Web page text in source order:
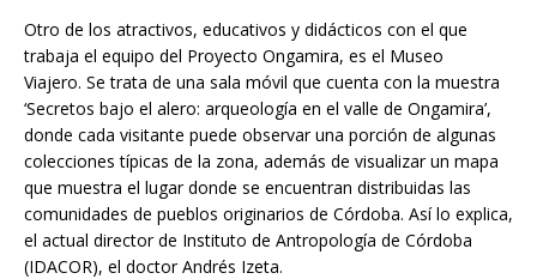
Otro de los atractivos, educativos y didácticos con el que
trabaja el equipo del Proyecto Ongamira, es el Museo
Viajero. Se trata de una sala móvil que cuenta con la muestra
‘Secretos bajo el alero: arqueología en el valle de Ongamira’,
donde cada visitante puede observar una porción de algunas
colecciones típicas de la zona, además de visualizar un mapa
que muestra el lugar donde se encuentran distribuidas las
comunidades de pueblos originarios de Córdoba. Así lo explica,
el actual director de Instituto de Antropología de Córdoba
(IDACOR), el doctor Andrés Izeta.